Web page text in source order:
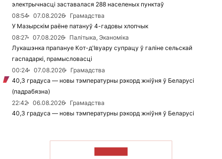
электрычнасці заставалася 288 населеных пунктаў
08:54
07.08.2026
Грамадства
У Мазырскім раёне патануў 4-гадовы хлопчык
08:27
07.08.2026
Палітыка, Эканоміка
Лукашэнка прапануе Кот-д'Івуару супрацу ў галіне сельскай
гаспадаркі, прамысловасці
00:24
07.08.2026
Грамадства
40,3 градуса — новы тэмпературны рэкорд жніўня ў Беларусі
(падрабязна)
22:42
06.08.2026
Грамадства
40,3 градуса — новы тэмпературны рэкорд жніўня ў Беларусі